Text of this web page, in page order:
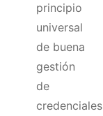
principio
universal
de buena
gestión
de